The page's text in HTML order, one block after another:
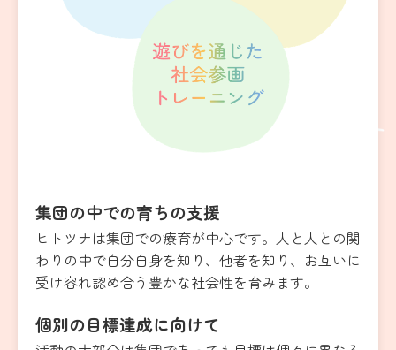
集団の中での育ちの支援
ヒトツナは集団での療育が中心です。人と人との関
わりの中で自分自身を知り、他者を知り、お互いに
受け容れ認め合う豊かな社会性を育みます。
個別の目標達成に向けて